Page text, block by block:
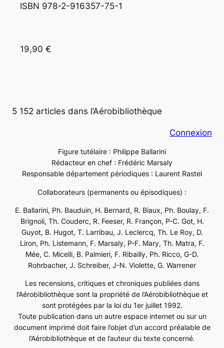
ISBN 978-2-916357-75-1
19,90 €
5 152 articles dans l’Aérobibliothèque
Connexion
Figure tutélaire : Philippe Ballarini
Rédacteur en chef : Frédéric Marsaly
Responsable département périodiques : Laurent Rastel
Collaborateurs (permanents ou épisodiques) :
E. Ballarini, Ph. Bauduin, H. Bernard, R. Biaux, Ph. Boulay, F.
Brignoli, Th. Couderc, R. Feeser, R. Françon, P-C. Got, H.
Guyot, B. Hugot, T. Larribau, J. Leclercq, Th. Le Roy, D.
Liron, Ph. Listemann, F. Marsaly, P-F. Mary, Th. Matra, F.
Mée, C. Micelli, B. Palmieri, F. Ribailly, Ph. Ricco, G-D.
Rohrbacher, J. Schreiber, J-N. Violette, G. Warrener
Les recensions, critiques et chroniques publiées dans
l’Aérobibliothèque sont la propriété de l’Aérobibliothèque et
sont protégées par la loi du 1er juillet 1992.
Toute publication dans un autre espace internet ou sur un
document imprimé doit faire l’objet d’un accord préalable de
l’Aérobibliothèque et de l’auteur du texte concerné.